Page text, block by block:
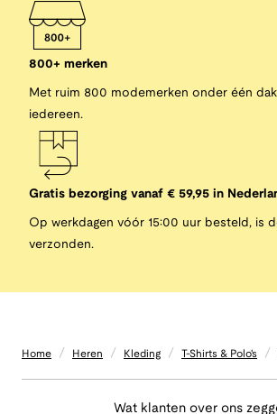
800+ merken
Met ruim 800 modemerken onder één
iedereen.
Gratis bezorging vanaf € 59,95 in
Op werkdagen vóór 15:00 uur besteld, is
verzonden.
Home / Heren / Kleding / T-Shirts & Polo's /
Wat klanten over ons